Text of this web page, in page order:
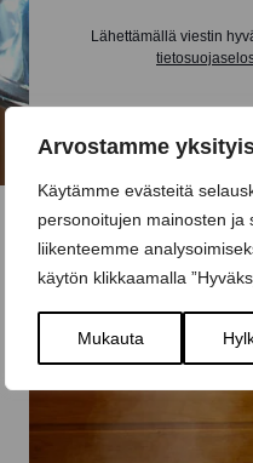
Arvostamme
Käytämme evästeitä
personoitujen mainosten ja
liikenteemme
käytön klikkaamalla
Mukauta
Lähettämällä viestin